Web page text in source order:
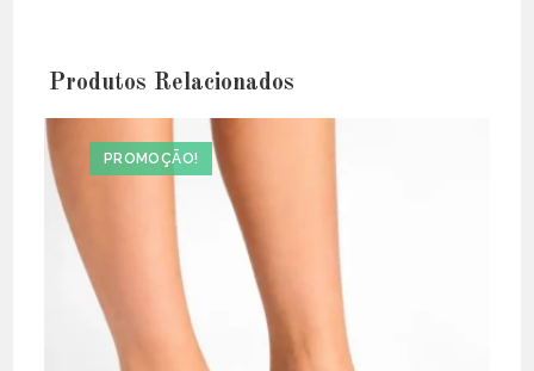
Produtos Relacionados
PROMOÇÃO!